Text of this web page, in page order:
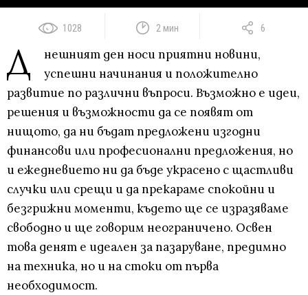
1028 2 мин 6
Д
нешният ден носи приятни новини,
успешни начинания и положително
развитие по различни въпроси. Възможно е идеи,
решения и възможности да се появят от
нищото, да ни бъдат предложени изгодни
финансови или професионални предложения, но
и ежедневието ни да бъде украсено с щастливи
случки или срещи и да прекараме спокойни и
безгрижни моменти, където ще се изразяваме
свободно и ще говорим неограничено. Освен
това денят е идеален за пазаруване, предимно
на техника, но и на стоки от първа
необходимост.